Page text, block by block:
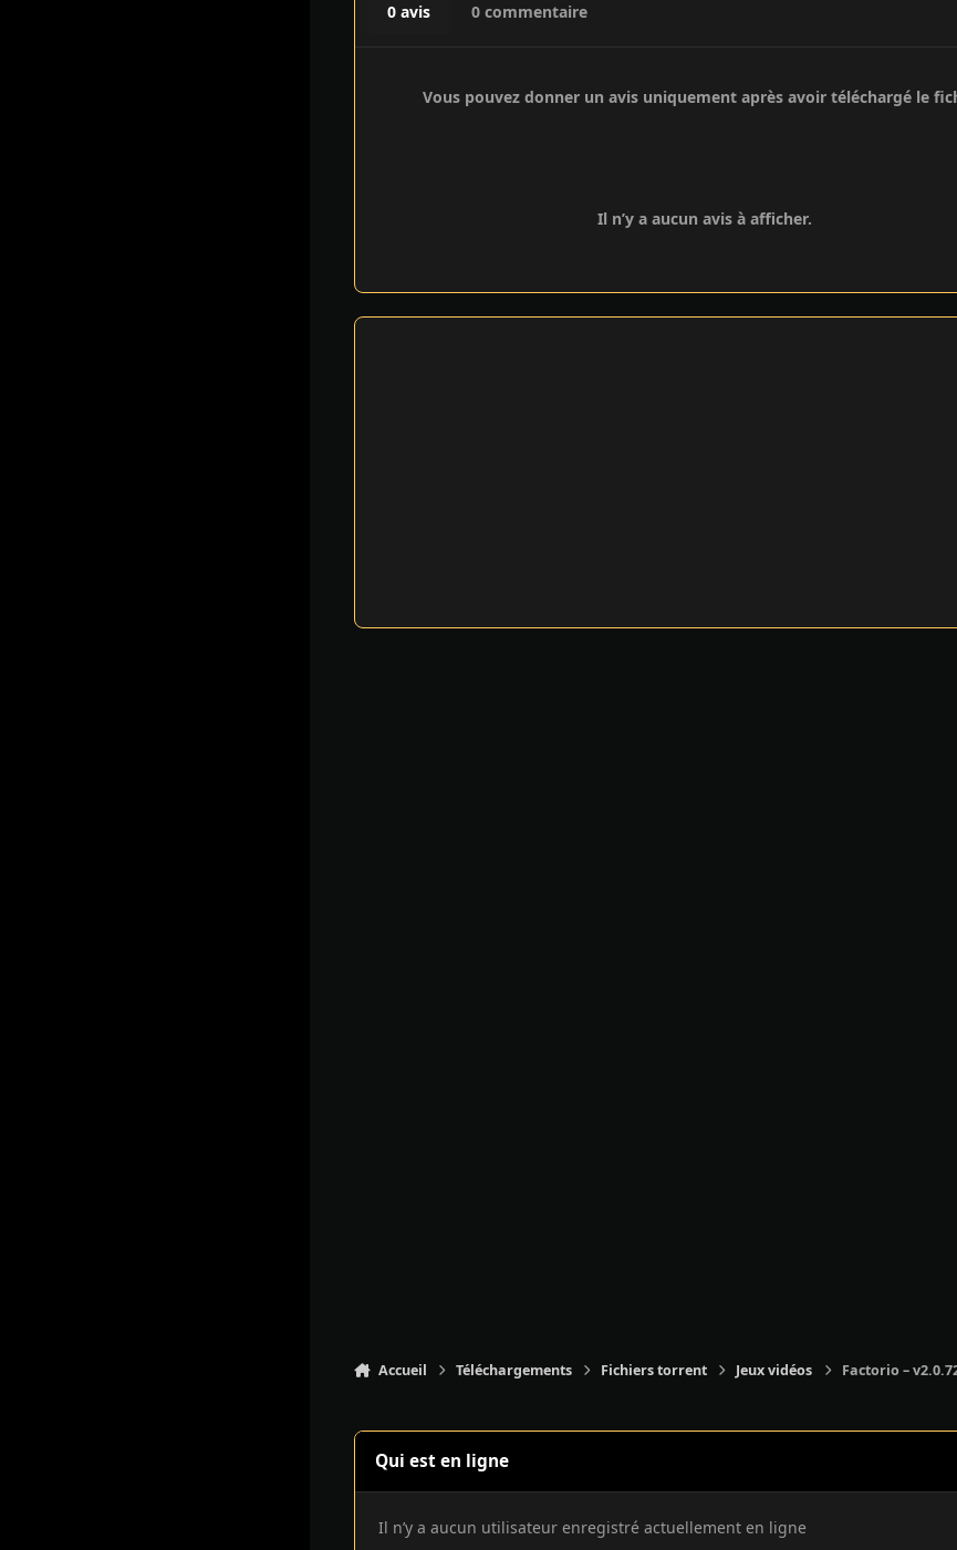
0 avis 0 commentaire
Vous pouvez donner un avis uniquement après avoir téléchargé le
Il n’y a aucun avis à afficher.
Accueil Téléchargements Fichiers torrent Jeux vidéos Factorio –
Qui est en ligne
Il n’y a aucun utilisateur enregistré actuellement en ligne